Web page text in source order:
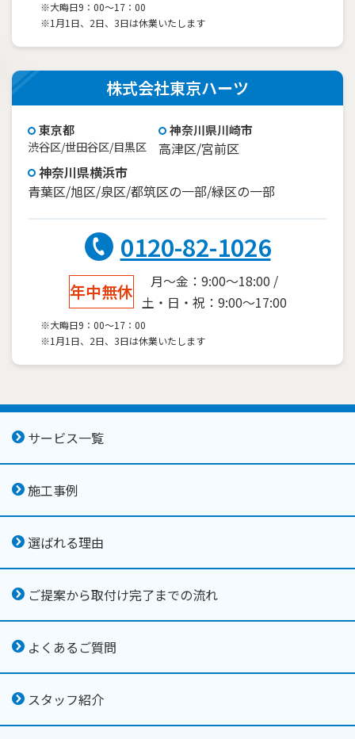
※大晦日9：00～17：00
※1月1日、2日、3日は休業いたします
株式会社東京ハーツ
東京都
渋谷区/世田谷区/目黒区
神奈川県川崎市
高津区/宮前区
神奈川県横浜市
青葉区/旭区/泉区/都筑区の一部/緑区の一部
0120-82-1026
年中無休
月～金：9:00～18:00 /
土・日・祝：9:00～17:00
※大晦日9：00～17：00
※1月1日、2日、3日は休業いたします
サービス一覧
施工事例
選ばれる理由
ご提案から取付け完了までの流れ
よくあるご質問
スタッフ紹介